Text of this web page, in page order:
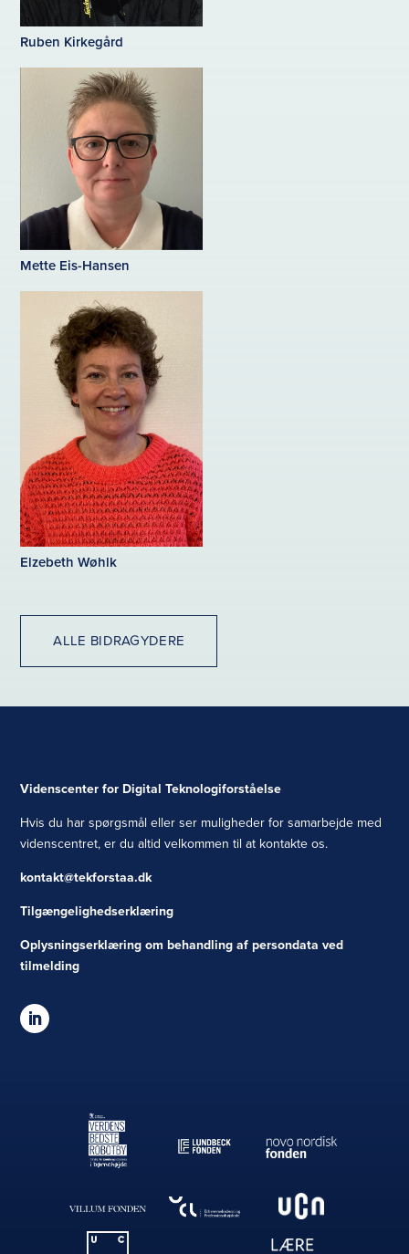
Ruben Kirkegård
Mette Eis-Hansen
Elzebeth Wøhlk
ALLE BIDRAGYDERE
Videnscenter for Digital Teknologiforståelse
Hvis du har spørgsmål eller ser muligheder for samarbejde med
videnscentret, er du altid velkommen til at kontakte os.
kontakt@tekforstaa.dk
Tilgængelighedserklæring
Oplysningserklæring om behandling af persondata ved
tilmelding